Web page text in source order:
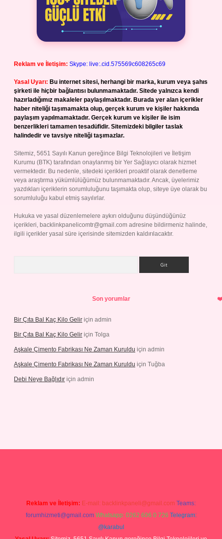
Reklam ve İletişim: Skype: live:.cid.575569c608265c69
Yasal Uyarı: Bu internet sitesi, herhangi bir marka, kurum veya şahıs
şirketi ile hiçbir bağlantısı bulunmamaktadır. Sitede yalnızca kendi
hazırladığımız makaleler paylaşılmaktadır. Burada yer alan içerikler
haber niteliği taşımamakta olup, gerçek kurum ve kişiler hakkında
paylaşım yapılmamaktadır. Gerçek kurum ve kişiler ile isim
benzerlikleri tamamen tesadüfidir. Sitemizdeki bilgiler taslak
halindedir ve tavsiye niteliği taşımazlar.
Sitemiz, 5651 Sayılı Kanun gereğince Bilgi Teknolojileri ve İletişim
Kurumu (BTK) tarafından onaylanmış bir Yer Sağlayıcı olarak hizmet
vermektedir. Bu nedenle, sitedeki içerikleri proaktif olarak denetleme
veya araştırma yükümlülüğümüz bulunmamaktadır. Ancak, üyelerimiz
yazdıkları içeriklerin sorumluluğunu taşımakta olup, siteye üye olarak bu
sorumluluğu kabul etmiş sayılırlar.
Hukuka ve yasal düzenlemelere aykırı olduğunu düşündüğünüz
içerikleri, backlinkpanelicomtr@gmail.com adresine bildirmeniz halinde,
ilgili içerikler yasal süre içerisinde sitemizden kaldırılacaktır.
Son yorumlar
Bir Çıta Bal Kaç Kilo Gelir için admin
Bir Çıta Bal Kaç Kilo Gelir için Tolga
Aşkale Çimento Fabrikası Ne Zaman Kuruldu için admin
Aşkale Çimento Fabrikası Ne Zaman Kuruldu için Tuğba
Debi Neye Bağlıdır için admin
Reklam ve İletişim: E-mail: backlinkpaneli@gmail.com Teams:
forumhizmeti@gmail.com Whatsapp: 0262 606 0 726 Telegram:
@karabul